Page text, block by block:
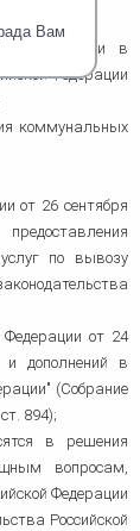
Вам
право
права
сделок
споры
адвокат
споры
споров в
порядке
Суд РФ
услуг и в
Федерации
коммунальных
от 26 сентября
по вывозу
Федерации от 24
дополнений в
(Собрание
894);
в решения
вопросам,
Федерации
Российской